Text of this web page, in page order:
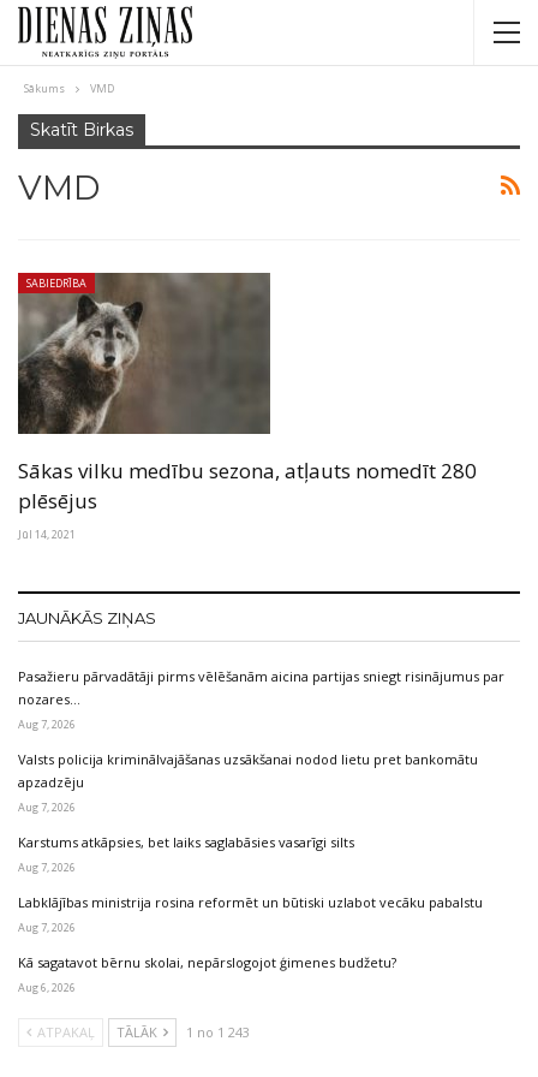
Sākums VMD
Skatīt Birkas
VMD
SABIEDRĪBA
Sākas vilku medību sezona, atļauts nomedīt 280
plēsējus
Jūl 14, 2021
JAUNĀKĀS ZIŅAS
Pasažieru pārvadātāji pirms vēlēšanām aicina partijas sniegt risinājumus par
nozares…
Aug 7, 2026
Valsts policija kriminālvajāšanas uzsākšanai nodod lietu pret bankomātu
apzadzēju
Aug 7, 2026
Karstums atkāpsies, bet laiks saglabāsies vasarīgi silts
Aug 7, 2026
Labklājības ministrija rosina reformēt un būtiski uzlabot vecāku pabalstu
Aug 7, 2026
Kā sagatavot bērnu skolai, nepārslogojot ģimenes budžetu?
Aug 6, 2026
ATPAKAĻ TĀLĀK 1 no 1 243